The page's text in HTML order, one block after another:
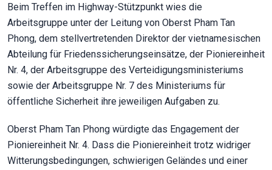
Beim Treffen im Highway-Stützpunkt wies die
Arbeitsgruppe unter der Leitung von Oberst Pham Tan
Phong, dem stellvertretenden Direktor der vietnamesischen
Abteilung für Friedenssicherungseinsätze, der Pioniereinheit
Nr. 4, der Arbeitsgruppe des Verteidigungsministeriums
sowie der Arbeitsgruppe Nr. 7 des Ministeriums für
öffentliche Sicherheit ihre jeweiligen Aufgaben zu.
Oberst Pham Tan Phong würdigte das Engagement der
Pioniereinheit Nr. 4. Dass die Pioniereinheit trotz widriger
Witterungsbedingungen, schwierigen Geländes und einer